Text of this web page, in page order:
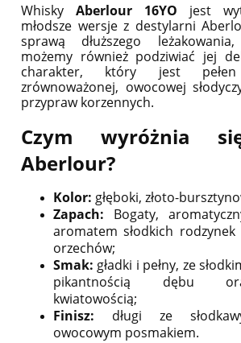
Whisky Aberlour 16YO jest
młodsze wersje z destylarni
sprawą dłuższego
możemy również podziwiać jej
charakter, który jest pełen
zrównoważonej, owocowej
przypraw korzennych.
Czym wyróżnia
Aberlour?
Kolor: głęboki, złoto-
Zapach: Bogaty,
aromatem słodkich
orzechów;
Smak: gładki i pełny, ze
pikantnością dębu
kwiatowością;
Finisz: długi ze
owocowym posmakiem.